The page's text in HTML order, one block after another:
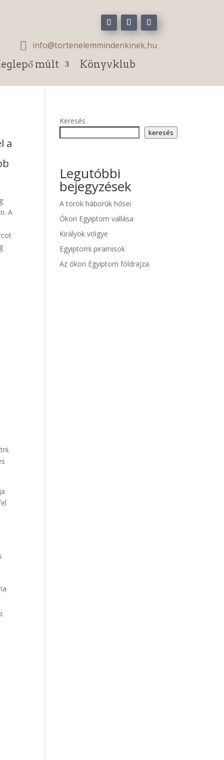
 info@tortenelemmindenkinek,hu
múlt Könyvklub
a
A
Keresés
keresés
Legutóbbi
bejegyzések
A török háborúk hősei
Ókori Egyiptom vallása
Királyok völgye
Egyiptomi piramisok
Az ókori Egyiptom földrajza